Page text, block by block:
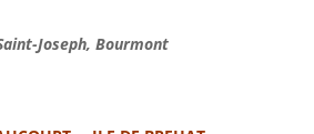
Joseph, Bourmont